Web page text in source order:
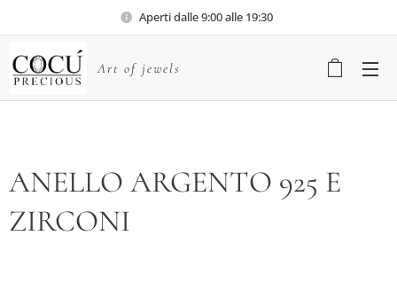
Aperti dalle 9:00 alle 19:30
Art of jewels
ANELLO ARGENTO 925 E
ZIRCONI